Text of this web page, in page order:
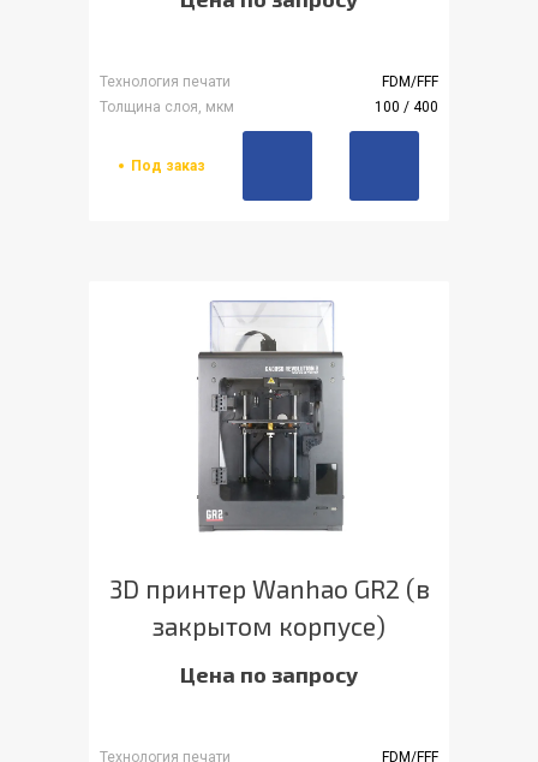
Технология печати
FDM/FFF
Толщина слоя, мкм
100 / 400
Под заказ
3D принтер Wanhao GR2 (в
закрытом корпусе)
Цена по запросу
Технология печати
FDM/FFF